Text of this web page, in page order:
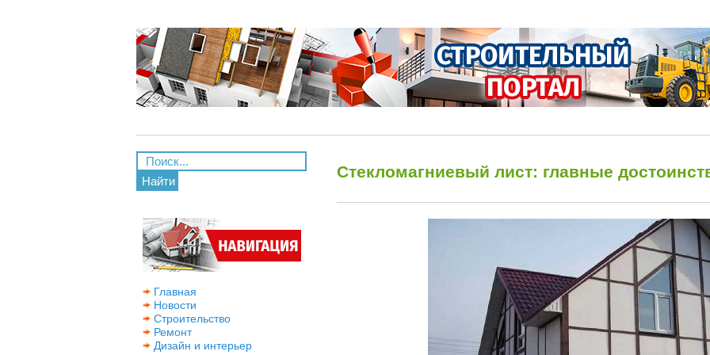
Найти
Главная
Новости
Строительство
Ремонт
Дизайн и интерьер
Стекломагниевый лист: главные